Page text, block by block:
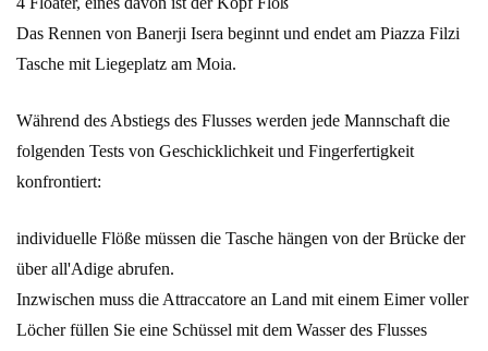
Das Rennen von Banerji Isera beginnt und endet am Piazza Filzi
Tasche mit Liegeplatz am Moia.
Während des Abstiegs des Flusses werden jede Mannschaft die
folgenden Tests von Geschicklichkeit und Fingerfertigkeit
konfrontiert:
individuelle Flöße müssen die Tasche hängen von der Brücke der
über all'Adige abrufen.
Inzwischen muss die Attraccatore an Land mit einem Eimer voller
Löcher füllen Sie eine Schüssel mit dem Wasser des Flusses